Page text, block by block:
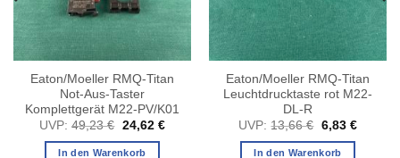
Eaton/Moeller RMQ-Titan
Not-Aus-Taster
Komplettgerät M22-PV/K01
UVP: 49,23€ Ursprünglicher
war:
24,62 €Aktueller
In den Warenkorb
Eaton/Moeller RMQ-Titan
Leuchtdrucktaste rot M22-
DL-R
UVP: 13,66€
war:
6,83 €
In den Warenkorb